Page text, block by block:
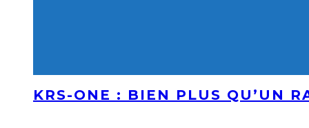
KRS-ONE : BIEN PLUS QU’UN